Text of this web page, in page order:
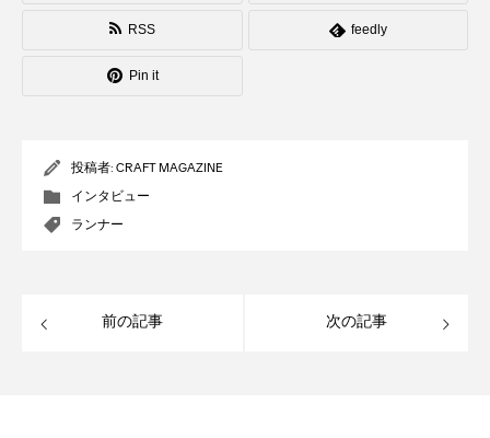
RSS feedly
Pin it
投稿者: CRAFT MAGAZINE
インタビュー
ランナー
前の記事 次の記事